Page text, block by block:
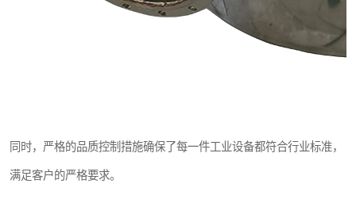
同时，严格的品质控制措施确保了每一件工业设备都符合行业标准，
满足客户的严格要求。